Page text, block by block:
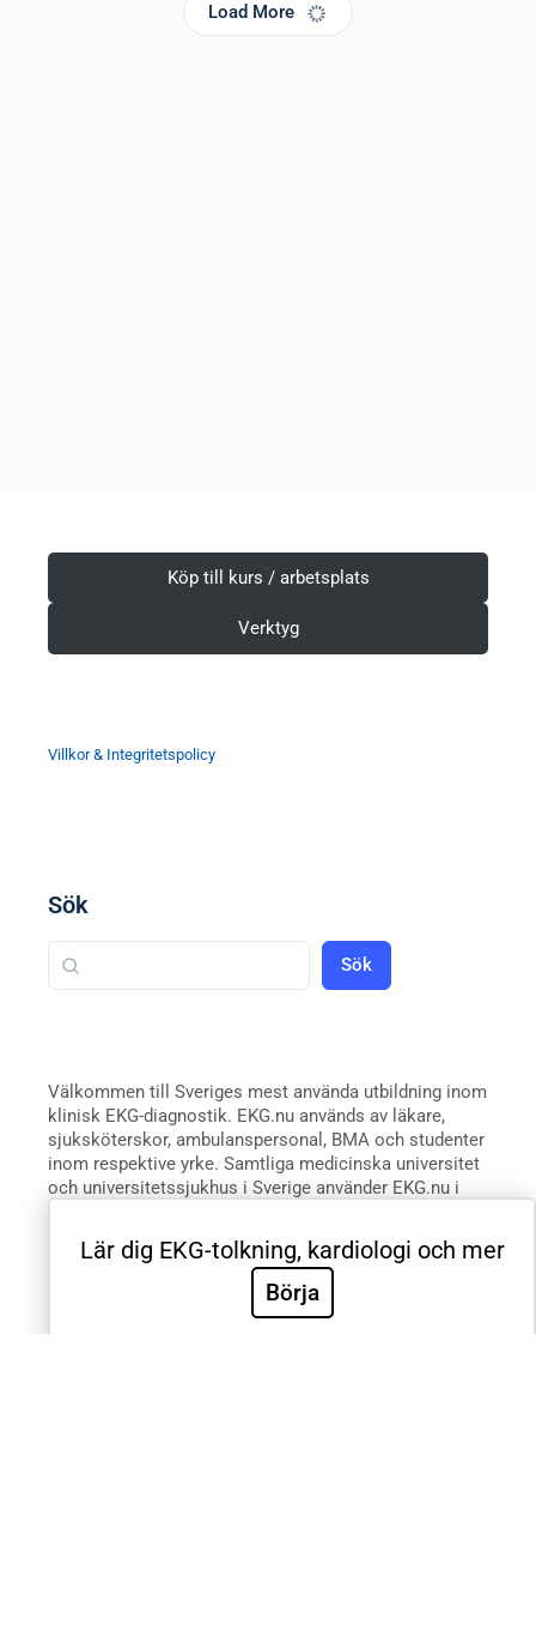
Load More
Köp till kurs / arbetsplats
Verktyg
Villkor & Integritetspolicy
Sök
Sök
Välkommen till Sveriges mest använda utbildning inom
klinisk EKG-diagnostik. EKG.nu används av läkare,
sjuksköterskor, ambulanspersonal, BMA och studenter
inom respektive yrke. Samtliga medicinska universitet
och universitetssjukhus i Sverige använder EKG.nu i
videoföreläsningar, e-böcker, tester och intyg för att
validera de kliniska färdigheterna. Innehållet är
utformat efter riktlinjer från European Society for
Cardiology, American Heart Association, American
College of Cardiology och International Society for
Lär dig EKG-tolkning, kardiologi och mer
Börja